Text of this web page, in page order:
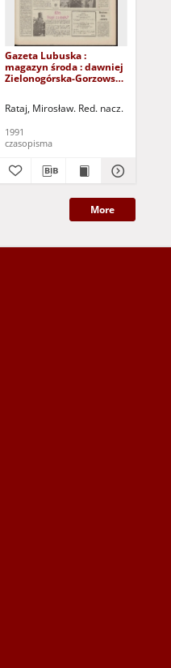
Gazeta Lubuska :
magazyn środa : dawniej
Zielonogórska-Gorzowska
Wyd. 1
Rataj, Mirosław. Red. nacz.
1991
czasopisma
More